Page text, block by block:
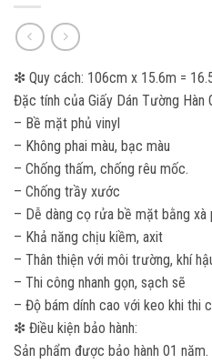
❇ Quy cách: 106cm x 15.6m =
Đặc tính của Giấy Dán Tường Hàn
– Bề mặt phủ vinyl
– Không phai màu, bạc màu
– Chống thấm, chống rêu mốc.
– Chống trầy xước
– Dễ dàng cọ rửa bề mặt bằng xà
– Khả năng chịu kiềm, axit
– Thân thiện với môi trường, khí
– Thi công nhanh gọn, sạch sẽ
– Độ bám dính cao với keo khi thi
❇ Điều kiện bảo hành:
Sản phẩm được bảo hành 01